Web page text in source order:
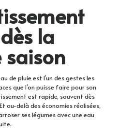
la
saison
de pluie est l’un des gestes les
que l’on puisse faire pour son
est rapide, souvent dès
au-delà des économies réalisées,
ses légumes avec une eau